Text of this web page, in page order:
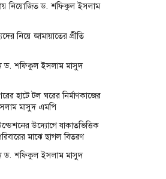
নিয়োজিত ড. শফিকুল ইসলাম
নিয়ে জামায়াতের প্রীতি
ড. শফিকুল ইসলাম মাসুদ
হাটে টল ঘরের নির্মাণকাজের
মাসুদ এমপি
উদ্যোগে যাকাতভিত্তিক
মাঝে ছাগল বিতরণ
ড. শফিকুল ইসলাম মাসুদ